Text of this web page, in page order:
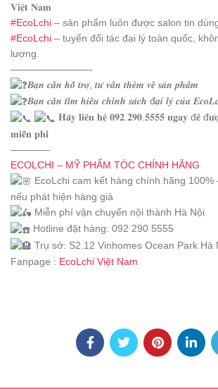
𝐕𝐢𝐞̣̂𝐭 𝐍𝐚𝐦
#EcoLchi – sản phẩm luôn được salon tin
#EcoLchi – tuyển đối tác đại lý toàn quốc,
lượng.
————————-
𝑩𝒂̣𝒏 𝒄𝒂̂̀𝒏 𝒉𝒐̂̃ 𝒕𝒓𝒐̛̣, 𝒕𝒖̛ 𝒗𝒂̂́𝒏 𝒕𝒉𝒆̂𝒎 𝒗𝒆̂̀ 𝒔𝒂̉𝒏 𝒑𝒉𝒂̂̉𝒎
𝑩𝒂̣𝒏 𝒄𝒂̂̀𝒏 𝒕𝒊̀𝒎 𝒉𝒊𝒆̂̉𝒖 𝒄𝒉𝒊́𝒏𝒉 𝒔𝒂́𝒄𝒉 đ𝒂̣𝒊 𝒍𝒚́ 𝒄𝒖̉𝒂
𝐇𝐚̃𝐲 𝐥𝐢𝐞̂𝐧 𝐡𝐞̣̂ 𝟎𝟗𝟐.𝟐𝟗𝟎.𝟓𝟓𝟓𝟓 𝐧𝐠𝐚𝐲 đ𝐞̂̉
𝐦𝐢𝐞̂̃𝐧 𝐩𝐡𝐢́
————
ECOLCHI – MỸ PHẨM TÓC CHÍNH HÃNG
EcoLchi cam kết hàng chính hãng 100%
nếu phát hiện hàng giả
Miễn phí vận chuyển nội thành Hà Nội
Hotline đặt hàng: 092 290 5555
Trụ sở: S2.12 Vinhomes Ocean Park Hà
Fanpage : EcoLchi Việt Nam